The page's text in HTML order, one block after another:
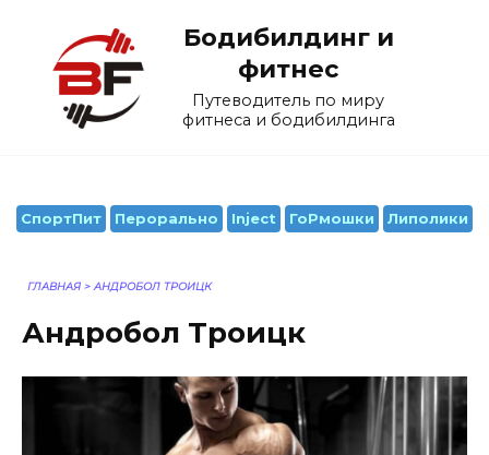
содержанию
Бодибилдинг и
фитнес
Путеводитель по миру
фитнеса и бодибилдинга
СпортПит Перорально Inject ГоРмошки Липолики
ГЛАВНАЯ > АНДРОБОЛ ТРОИЦК
Андробол Троицк